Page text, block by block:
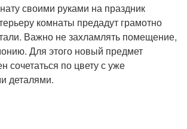
своими руками на праздник
комнаты предадут грамотно
Важно не захламлять помещение,
Для этого новый предмет
сочетаться по цвету с уже
деталями.